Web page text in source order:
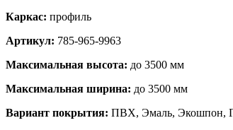
Каркас: профиль
Артикул: 785-965-9963
Максимальная высота: до 3500 мм
Максимальная ширина: до 3500 мм
Вариант покрытия: ПВХ, Эмаль, Экошпон,